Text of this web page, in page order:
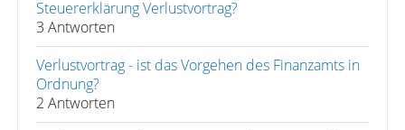
Steuererklärung Verlustvortrag?
3 Antworten
Verlustvortrag - ist das Vorgehen des Finanzamts in
Ordnung?
2 Antworten